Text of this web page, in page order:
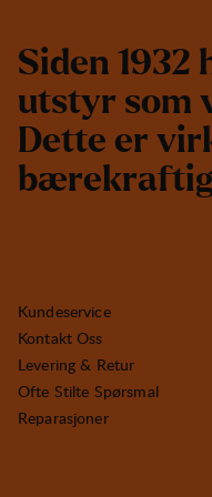
Siden 1932
utstyr som
Dette er vir
bærekrafti
Kundeservice
Kontakt Oss
Levering & Retur
Ofte Stilte Spørsmal
Reparasjoner